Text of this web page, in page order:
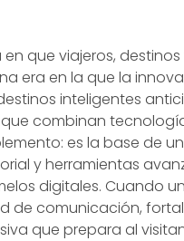
que viajeros,
era en la que la
inteligentes
combinan
es la base de
y herramientas
digitales. Cuando
de comunicación,
que prepara al